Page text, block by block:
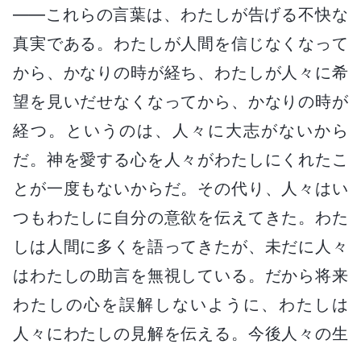
――これらの言葉は、わたしが告げる不快な
真実である。わたしが人間を信じなくなって
から、かなりの時が経ち、わたしが人々に希
望を見いだせなくなってから、かなりの時が
経つ。というのは、人々に大志がないから
だ。神を愛する心を人々がわたしにくれたこ
とが一度もないからだ。その代り、人々はい
つもわたしに自分の意欲を伝えてきた。わた
しは人間に多くを語ってきたが、未だに人々
はわたしの助言を無視している。だから将来
わたしの心を誤解しないように、わたしは
人々にわたしの見解を伝える。今後人々の生